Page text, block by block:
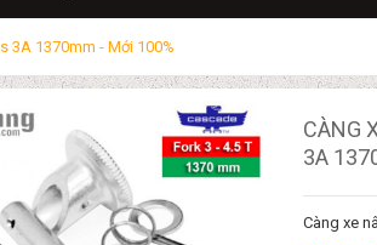
3A 1370mm - Mới 100%
CÀNG
3A
Càng xe